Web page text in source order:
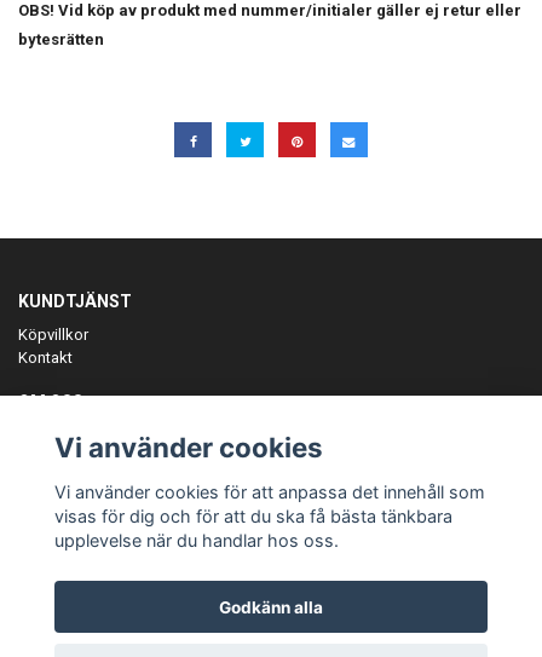
OBS! Vid köp av produkt med nummer/initialer gäller ej retur eller
bytesrätten
KUNDTJÄNST
Köpvillkor
Kontakt
OM OSS
ANMÄL DIG TILL VÅRT NYHETSBREV
Prenumerera
Vi använder cookies
Vi använder cookies för att anpassa det innehåll som
visas för dig och för att du ska få bästa tänkbara
upplevelse när du handlar hos oss.
Godkänn alla